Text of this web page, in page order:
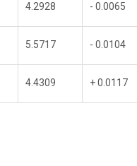
4.2928 - 0.0065
5.5717 - 0.0104
4.4309 + 0.0117